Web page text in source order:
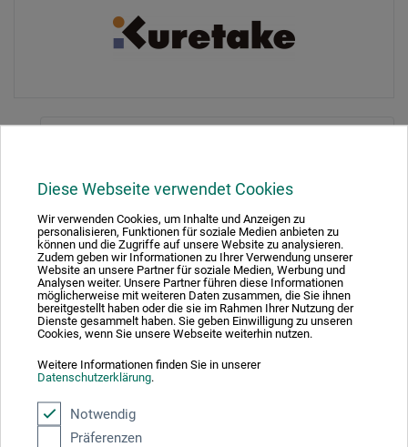
Diese Webseite verwendet Cookies
Wir verwenden Cookies, um Inhalte und Anzeigen zu
personalisieren, Funktionen für soziale Medien anbieten zu
können und die Zugriffe auf unsere Website zu analysieren.
Zudem geben wir Informationen zu Ihrer Verwendung unserer
Website an unsere Partner für soziale Medien, Werbung und
Analysen weiter. Unsere Partner führen diese Informationen
möglicherweise mit weiteren Daten zusammen, die Sie ihnen
bereitgestellt haben oder die sie im Rahmen Ihrer Nutzung der
Dienste gesammelt haben. Sie geben Einwilligung zu unseren
Cookies, wenn Sie unsere Webseite weiterhin nutzen.
Weitere Informationen finden Sie in unserer
Datenschutzerklärung.
Notwendig
Präferenzen
1
Absolut sikker
Betalingsmetoder